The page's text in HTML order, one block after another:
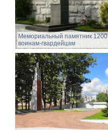
Мемориальный памятник 1200
воинам-гвардейцам